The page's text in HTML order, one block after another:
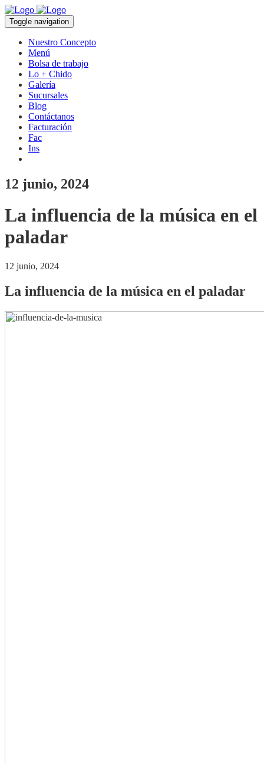
Toggle navigation
Nuestro Concepto
Menú
Bolsa de trabajo
Lo + Chido
Galería
Sucursales
Blog
Contáctanos
Facturación
Fac
Ins
12 junio, 2024
La influencia de la música en el
paladar
12 junio, 2024
La influencia de la música en el paladar